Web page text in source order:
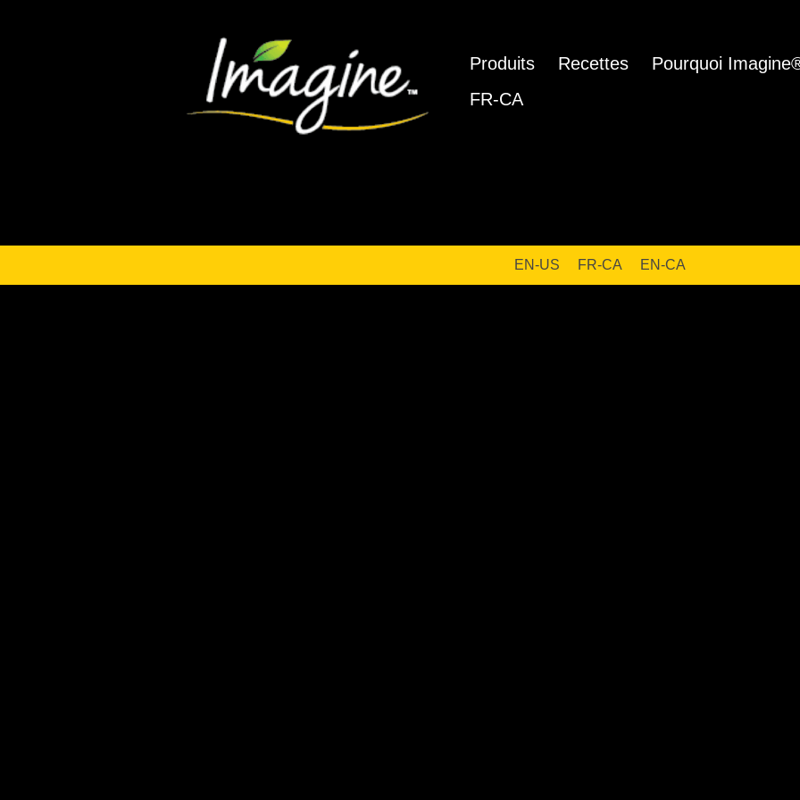
Produits Recettes Pourquoi
FR-CA
EN-US FR-CA EN-CA